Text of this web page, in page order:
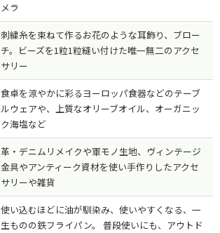
メラ
刺繍糸を束ねて作るお花のような耳飾り、ブロー
チ。ビーズを1粒1粒縫い付けた唯一無二のアクセ
サリー
食卓を涼やかに彩るヨーロッパ食器などのテーブ
ルウェアや、上質なオリーブオイル、オーガニッ
ク海塩など
革・デニムリメイクや軍モノ生地、ヴィンテージ
金具やアンティーク資材を使い手作りしたアクセ
サリーや雑貨
使い込むほどに油が馴染み、使いやすくなる、一
生ものの鉄フライパン。 普段使いにも、アウトド